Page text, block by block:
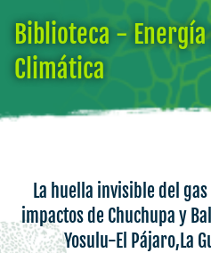
Biblioteca -
Climática
La huella invisible del
impactos de Chuchupa y
Yosulu-El Pájaro,La